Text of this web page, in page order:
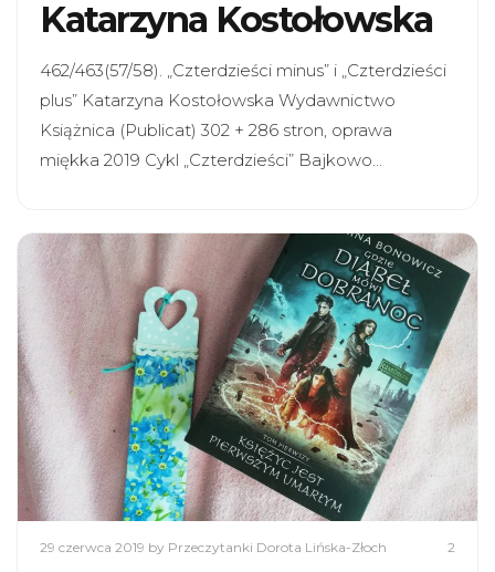
Katarzyna Kostołowska
462/463(57/58). „Czterdzieści minus” i „Czterdzieści
plus” Katarzyna Kostołowska Wydawnictwo
Książnica (Publicat) 302 + 286 stron, oprawa
miękka 2019 Cykl „Czterdzieści” Bajkowo…
29 czerwca 2019 by Przeczytanki Dorota Lińska-Złoch 2